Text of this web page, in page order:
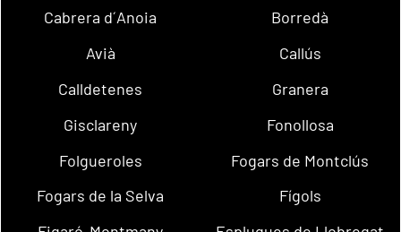
Cabrera d´Anoia
Borredà
Avià
Callús
Calldetenes
Granera
Gisclareny
Fonollosa
Folgueroles
Fogars de Montclús
Fogars de la Selva
Fígols